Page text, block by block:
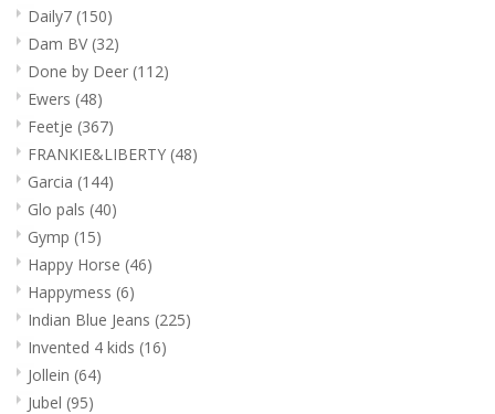
Daily7 (150)
Dam BV (32)
Done by Deer (112)
Ewers (48)
Feetje (367)
FRANKIE&LIBERTY (48)
Garcia (144)
Glo pals (40)
Gymp (15)
Happy Horse (46)
Happymess (6)
Indian Blue Jeans (225)
Invented 4 kids (16)
Jollein (64)
Jubel (95)